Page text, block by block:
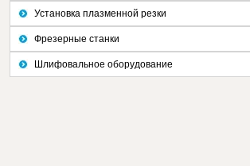
Установка плазменной резки
Фрезерные станки
Шлифовальное оборудование